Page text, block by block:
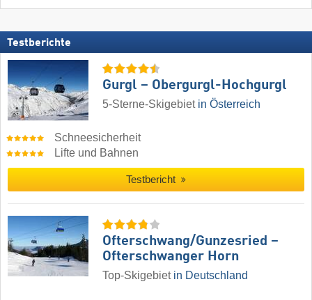
Testberichte
Gurgl – Obergurgl-Hochgurgl
5-Sterne-Skigebiet in Österreich
Schneesicherheit
Lifte und Bahnen
Testbericht
Ofterschwang/​Gunzesried –
Ofterschwanger Horn
Top-Skigebiet in Deutschland